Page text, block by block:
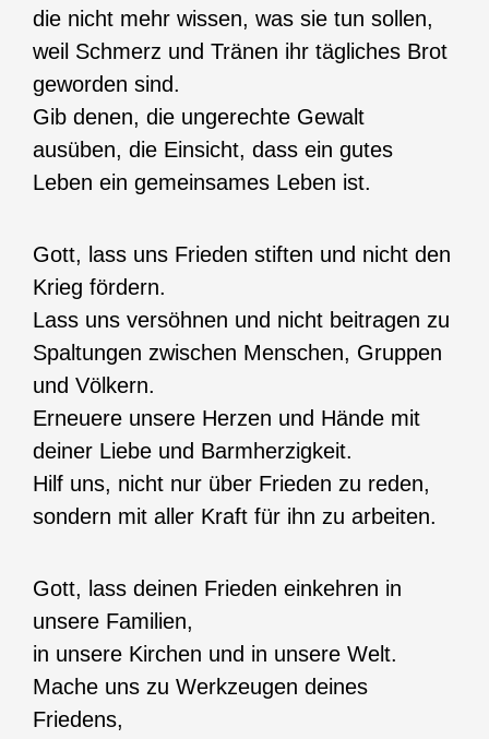
die nicht mehr wissen, was sie tun sollen,
weil Schmerz und Tränen ihr tägliches Brot
geworden sind.
Gib denen, die ungerechte Gewalt
ausüben, die Einsicht, dass ein gutes
Leben ein gemeinsames Leben ist.
Gott, lass uns Frieden stiften und nicht den
Krieg fördern.
Lass uns versöhnen und nicht beitragen zu
Spaltungen zwischen Menschen, Gruppen
und Völkern.
Erneuere unsere Herzen und Hände mit
deiner Liebe und Barmherzigkeit.
Hilf uns, nicht nur über Frieden zu reden,
sondern mit aller Kraft für ihn zu arbeiten.
Gott, lass deinen Frieden einkehren in
unsere Familien,
in unsere Kirchen und in unsere Welt.
Mache uns zu Werkzeugen deines
Friedens,